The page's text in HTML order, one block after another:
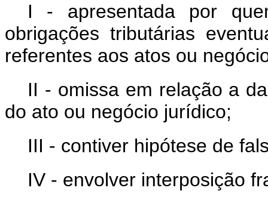
I - apresentada por
obrigações tributárias
referentes aos atos ou
II - omissa em relação a
do ato ou negócio jurídico;
III - contiver hipótese de
IV - envolver interposição